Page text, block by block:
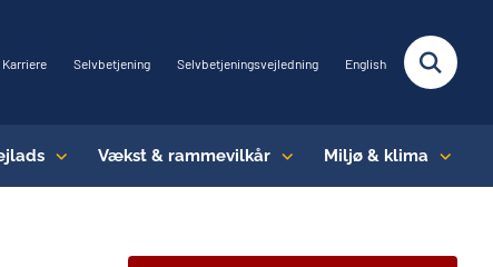
Karriere Selvbetjening Selvbetjeningsvejledning English
Vækst & rammevilkår Miljø & klima